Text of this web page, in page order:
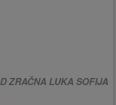
ZRAČNA LUKA SOFIJA